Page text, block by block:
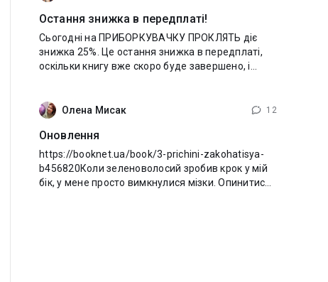
Остання знижка в передплаті!
Сьогодні на ПРИБОРКУВАЧКУ ПРОКЛЯТЬ діє
знижка 25%. Це остання знижка в передплаті,
оскільки книгу вже скоро буде завершено, і
захопливу гумористичну
Олена Мисак 12
Оновлення
https://booknet.ua/book/3-prichini-zakohatisya-
b456820​Коли зеленоволосий зробив крок у мій
бік, у мене просто вимкнулися мізки. Опинитися